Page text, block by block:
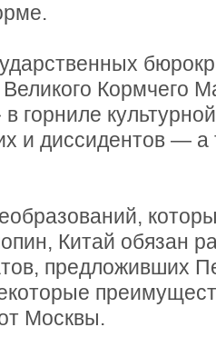
Кормчего
в горниле
и диссидентов — а
Китай обязан
предложивших
Москвы.